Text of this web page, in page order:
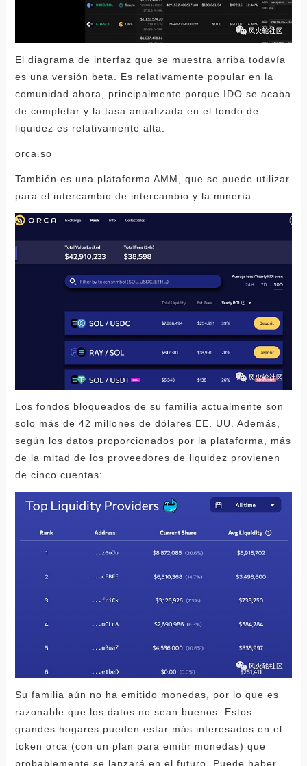
El diagrama de interfaz que se muestra arriba todavía
es una versión beta. Es relativamente popular en la
comunidad ahora, principalmente porque IDO se acaba
de completar y la tasa anualizada en el fondo de
liquidez es relativamente alta.
orca.so
También es una plataforma AMM, que se puede utilizar
para el intercambio de intercambio y la minería:
Los fondos bloqueados de su familia actualmente son
solo más de 42 millones de dólares EE. UU. Además,
según los datos proporcionados por la plataforma, más
de la mitad de los proveedores de liquidez provienen
de cinco cuentas:
Su familia aún no ha emitido monedas, por lo que es
razonable que los datos no sean buenos. Estos
grandes hogares pueden estar más interesados ​​en el
token orca (con un plan para emitir monedas) que
probablemente se lanzará en el futuro. Puede haber